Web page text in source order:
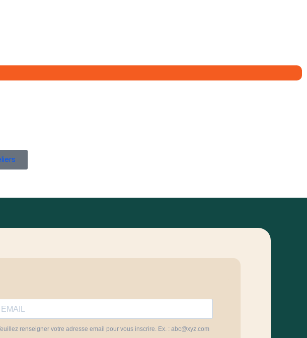
renseigner votre adresse email pour vous inscrire. Ex. : abc@xyz.com